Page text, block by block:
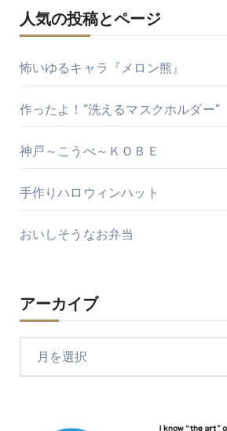
人気の投稿とページ
怖いゆるキャラ『メロン熊』
作ったよ！“洗えるマスクホルダー”
神戸～こうべ～ＫＯＢＥ
手作りハロウィンハット
おいしそうなお弁当
アーカイブ